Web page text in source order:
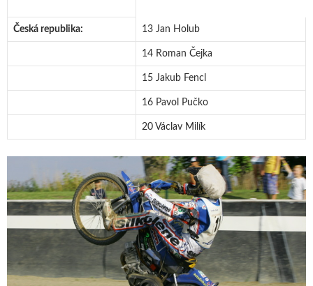
Česká republika: 13 Jan Holub
14 Roman Čejka
15 Jakub Fencl
16 Pavol Pučko
20 Václav Milík